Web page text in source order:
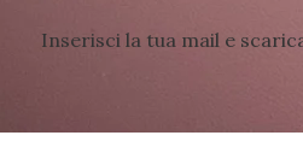
Inserisci la tua mail e